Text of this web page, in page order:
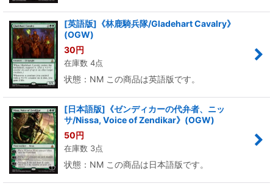
[英語版]《林鹿騎兵隊/Gladehart Cavalry》
(OGW)
30円
在庫数 4点
状態：NM この商品は英語版です。
[日本語版]《ゼンディカーの代弁者、ニッ
サ/Nissa, Voice of Zendikar》(OGW)
50円
在庫数 3点
状態：NM この商品は日本語版です。